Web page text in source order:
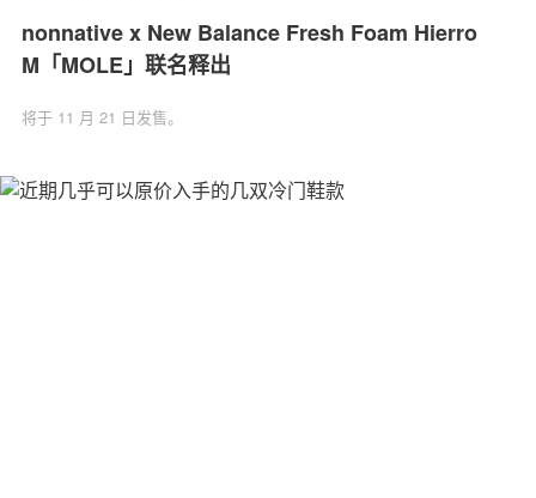
nonnative x New Balance Fresh Foam Hierro
M「MOLE」联名释出
将于 11 月 21 日发售。